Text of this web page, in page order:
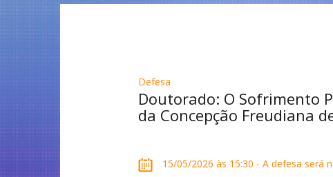
Defesa
Doutorado: O Sofrimento
da Concepção Freudiana
15/05/2026 às 15:30 - A defesa será